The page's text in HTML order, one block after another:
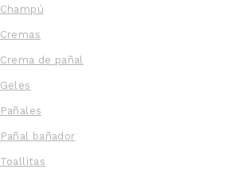
Champú
Cremas
Crema de pañal
Geles
Pañales
Pañal bañador
Toallitas